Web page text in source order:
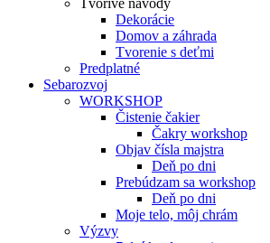
Tvorivé návody
Dekorácie
Domov a záhrada
Tvorenie s deťmi
Predplatné
Sebarozvoj
WORKSHOP
Čistenie čakier
Čakry workshop
Objav čísla majstra
Deň po dni
Prebúdzam sa workshop
Deň po dni
Moje telo, môj chrám
Výzvy